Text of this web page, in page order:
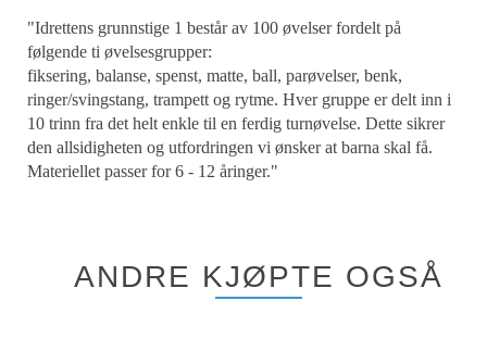
"Idrettens grunnstige 1 består av 100 øvelser fordelt på
følgende ti øvelsesgrupper:
fiksering, balanse, spenst, matte, ball, parøvelser, benk,
ringer/svingstang, trampett og rytme. Hver gruppe er delt inn i
10 trinn fra det helt enkle til en ferdig turnøvelse. Dette sikrer
den allsidigheten og utfordringen vi ønsker at barna skal få.
Materiellet passer for 6 - 12 åringer."
ANDRE KJØPTE OGSÅ